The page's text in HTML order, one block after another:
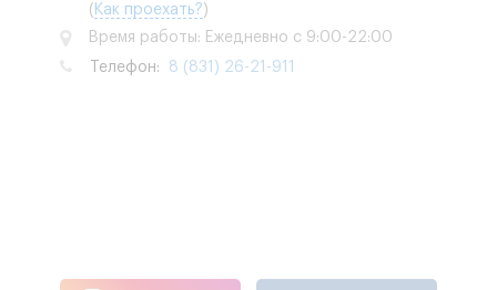
( Как проехать?)
Время работы: Ежедневно с 9:00-22:00
Телефон: 8 (831) 26-21-911